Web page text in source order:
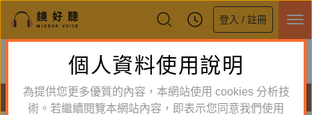
登入 / 註冊
鏡好聽全新APP上線
體驗全面升級，即刻下載
有聲書
個人資料使用說明
為提供您更多優質的內容，本網站使用 cookies 分析技
術。若繼續閱覽本網站內容，即表示您同意我們使用